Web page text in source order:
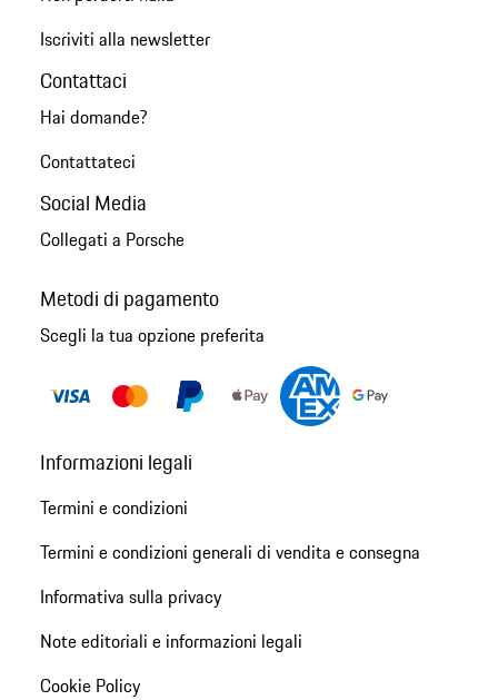
Iscriviti alla newsletter
Contattaci
Hai domande?
Contattateci
Social Media
Collegati a Porsche
Metodi di pagamento
Scegli la tua opzione preferita
Informazioni legali
Termini e condizioni
Termini e condizioni generali di vendita e consegna
Informativa sulla privacy
Note editoriali e informazioni legali
Cookie Policy